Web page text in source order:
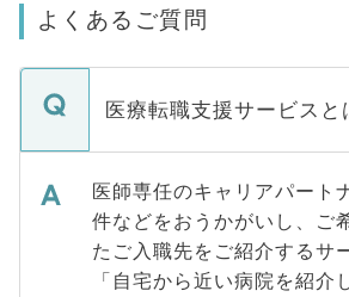
よくあるご質問
医療転職支援サービスと
医師専任のキャリアパート
件などをおうかがいし、ご
たご入職先をご紹介するサ
「自宅から近い病院を紹介